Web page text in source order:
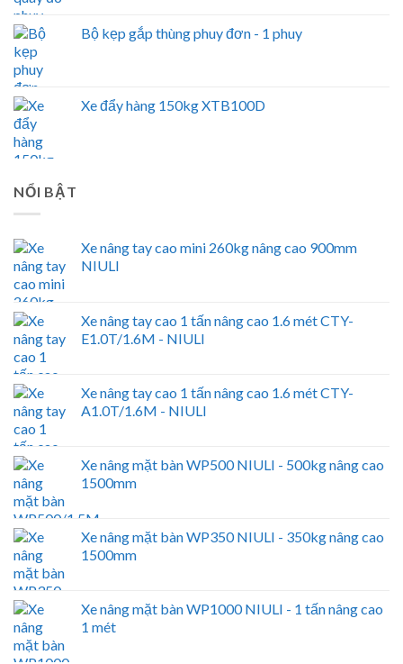
Bộ kẹp gắp thùng phuy đơn - 1 phuy
Xe đẩy hàng 150kg XTB100D
NỔI BẬT
Xe nâng tay cao mini 260kg nâng cao 900mm
NIULI
Xe nâng tay cao 1 tấn nâng cao 1.6 mét CTY-
E1.0T/1.6M - NIULI
Xe nâng tay cao 1 tấn nâng cao 1.6 mét CTY-
A1.0T/1.6M - NIULI
Xe nâng mặt bàn WP500 NIULI - 500kg nâng cao
1500mm
Xe nâng mặt bàn WP350 NIULI - 350kg nâng cao
1500mm
Xe nâng mặt bàn WP1000 NIULI - 1 tấn nâng cao
1 mét